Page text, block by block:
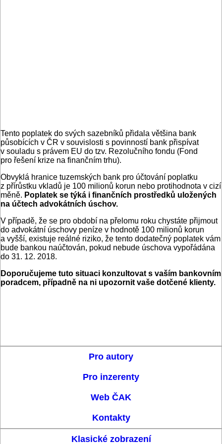
Tento poplatek do svých sazebníků přidala většina bank
působících v ČR v souvislosti s povinností bank přispívat
v souladu s právem EU do tzv. Rezolučního fondu (Fond
pro řešení krize na finančním trhu).
Obvyklá hranice tuzemských bank pro účtování poplatku
z přírůstku vkladů je 100 milionů korun nebo protihodnota v cizí
měně. Poplatek se týká i finančních prostředků uložených
na účtech advokátních úschov.
V případě, že se pro období na přelomu roku chystáte přijmout
do advokátní úschovy peníze v hodnotě 100 milionů korun
a vyšší, existuje reálné riziko, že tento dodatečný poplatek vám
bude bankou naúčtován, pokud nebude úschova vypořádána
do 31. 12. 2018.
Doporučujeme tuto situaci konzultovat s vaším bankovním
poradcem, případně na ni upozornit vaše dotčené klienty.
Pro autory
Pro inzerenty
Web ČAK
Kontakty
Klasické zobrazení